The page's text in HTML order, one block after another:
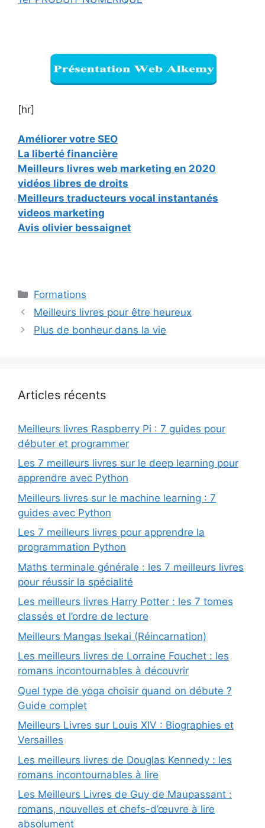
[hr]
Améliorer votre SEO
La liberté financière
Meilleurs livres web marketing en 2020
vidéos libres de droits
Meilleurs traducteurs vocal instantanés
videos marketing
Avis olivier bessaignet
Catégories
Formations
Meilleurs livres pour être heureux
Plus de bonheur dans la vie
Articles récents
Meilleurs livres Raspberry Pi : 7 guides pour
débuter et programmer
Les 7 meilleurs livres sur le deep learning pour
apprendre avec Python
Meilleurs livres sur le machine learning : 7
guides avec Python
Les 7 meilleurs livres pour apprendre la
programmation Python
Maths terminale générale : les 7 meilleurs livres
pour réussir la spécialité
Les meilleurs livres Harry Potter : les 7 tomes
classés et l’ordre de lecture
Meilleurs Mangas Isekai (Réincarnation)
Les meilleurs livres de Lorraine Fouchet : les
romans incontournables à découvrir
Quel type de yoga choisir quand on débute ?
Guide complet
Meilleurs Livres sur Louis XIV : Biographies et
Versailles
Les meilleurs livres de Douglas Kennedy : les
romans incontournables à lire
Les Meilleurs Livres de Guy de Maupassant :
romans, nouvelles et chefs-d’œuvre à lire
absolument